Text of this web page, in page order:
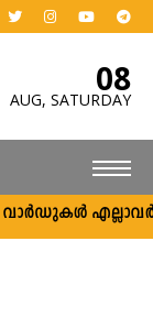
08
AUG, SATURDAY
എല്ലാവർക്കും;